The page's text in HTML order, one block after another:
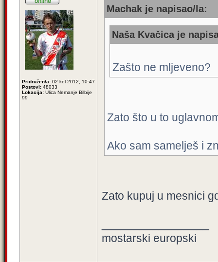
Pridružen/a: 02 kol 2012, 10:47
Postovi: 48033
Lokacija: Ulica Nemanje Bilbije
99
Machak je napisao/la:
Naša Kvačica je
Zašto ne mljeveno?
Zato što u to
Ako sam samelješ i
Zato kupuj u mesnici
mostarski europski